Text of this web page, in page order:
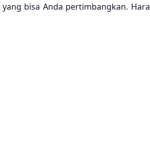
yang bisa Anda pertimbangkan.